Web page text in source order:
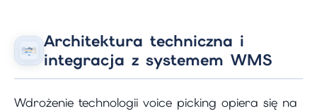
Architektura techniczna i
integracja z systemem WMS
Wdrożenie technologii voice picking opiera się na